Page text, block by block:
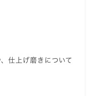
仕上げ磨きについて